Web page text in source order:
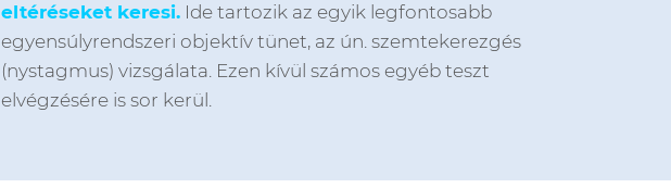
eltéréseket keresi. Ide tartozik az egyik legfontosabb
egyensúlyrendszeri objektív tünet, az ún. szemtekerezgés
(nystagmus) vizsgálata. Ezen kívül számos egyéb teszt
elvégzésére is sor kerül.